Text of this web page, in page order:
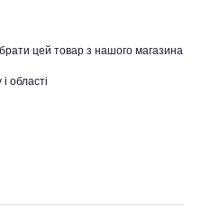
цей товар з нашого магазина
області